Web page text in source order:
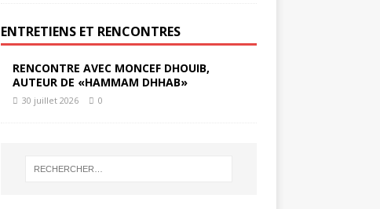
ENTRETIENS ET RENCONTRES
RENCONTRE AVEC MONCEF DHOUIB,
AUTEUR DE «HAMMAM DHHAB»
30 juillet 2026 0